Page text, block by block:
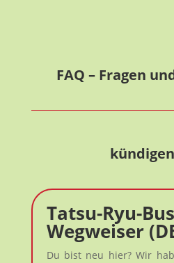
FAQ – Fragen
Tatsu-Ryu-
Wegweiser
Du bist neu hier? Wir